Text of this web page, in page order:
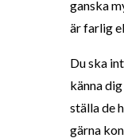
ganska
är farlig
Du ska
känna
ställa de
gärna